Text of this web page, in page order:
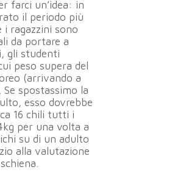
farci un’idea: in
il periodo più
i ragazzini sono
da portare a
gli studenti
peso supera del
(arrivando a
spostassimo la
esso dovrebbe
16 chili tutti i
per una volta a
su di un adulto
alla valutazione